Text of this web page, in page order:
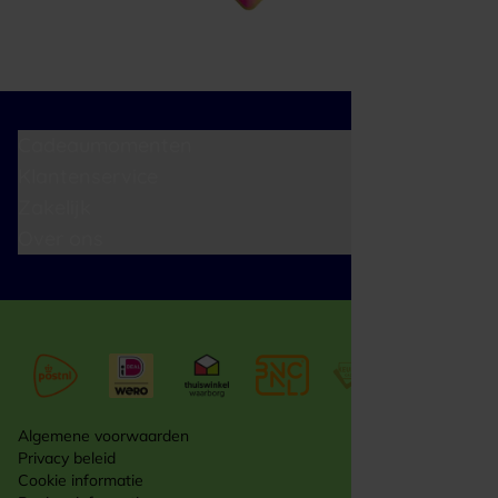
Algemene voorwaarden
Privacy beleid
Cookie informatie